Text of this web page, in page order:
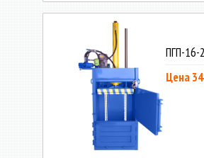
ПГП-16-2
Цена